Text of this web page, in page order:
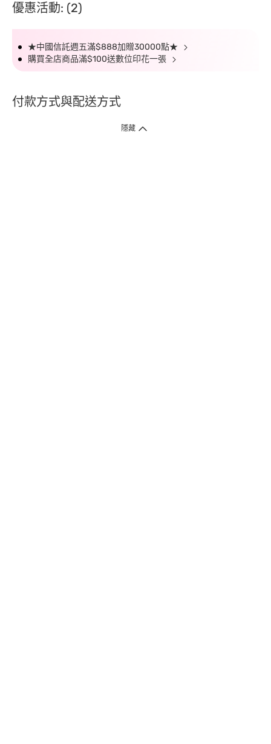
優惠活動: (2)
★中國信託週五滿$888加贈30000點★
購買全店商品滿$100送數位印花一張
付款方式與配送方式
隱藏